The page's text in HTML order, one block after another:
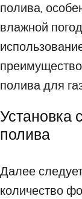
полива,
влажной
полива для
Установка
полива
Далее
количество